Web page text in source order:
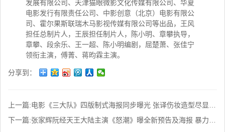
发展有限公司、天津猫眼微影文化传媒有限公司、华夏
电影发行有限责任公司、中影创意（北京）电影有限公
司、霍尔果斯联瑞木马影视传媒有限公司等出品，王风
担任总制片人，王辰担任制片人，陈小明、章攀执导，
章攀、段余乐、王一超、陈小明编剧，屈楚萧、张佳宁
领衔主演，傅菁、蒋昀霖主演。
分享到：
上一篇:电影《三大队》四版制式海报同步曝光 张译伤妆造型尽显落寞
下一篇:张家辉阮经天王大陆主演《怒潮》曝全新预告及海报 暴力猎杀撕开犯罪产业链